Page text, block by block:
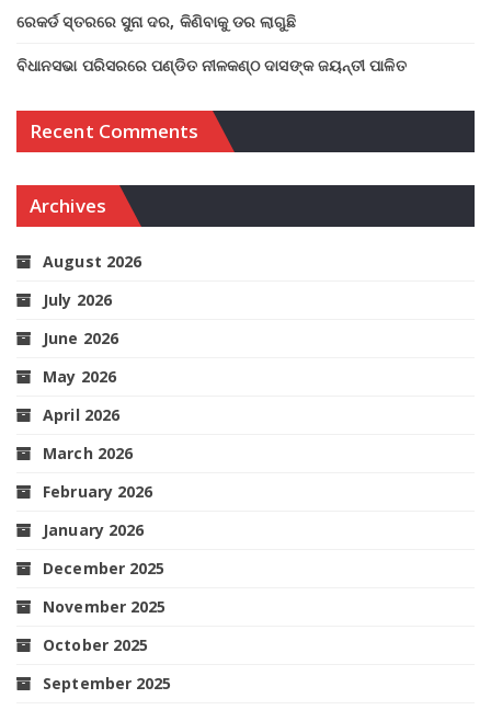
ରେକର୍ଡ ସ୍ତରରେ ସୁନା ଦର, କିଣିବାକୁ ଡର ଲାଗୁଛି
ବିଧାନସଭା ପରିସରରେ ପଣ୍ଡିତ ନୀଳକଣ୍ଠ ଦାସଙ୍କ ଜୟନ୍ତୀ ପାଳିତ
Recent Comments
Archives
August 2026
July 2026
June 2026
May 2026
April 2026
March 2026
February 2026
January 2026
December 2025
November 2025
October 2025
September 2025